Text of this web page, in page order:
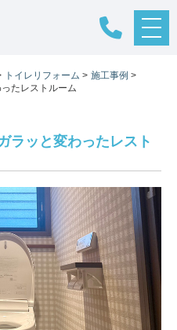
メ
ニ
トイレリフォーム > 施工事例 >
たレストルーム
ラッと変わったレスト